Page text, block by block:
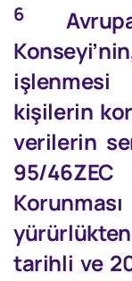
6
kişilerin
verilerin
95/
tarihli ve